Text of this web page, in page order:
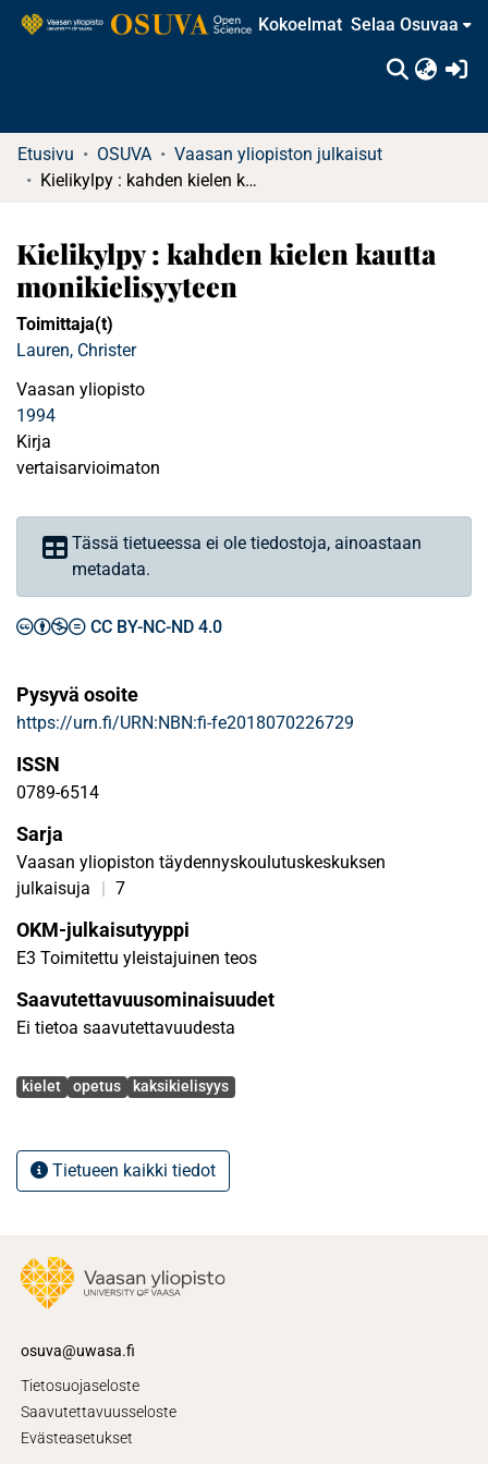
Kokoelmat Selaa Osuvaa
Etusivu OSUVA
Vaasan yliopiston julkaisut
Kielikylpy : kahden kielen kautta monikielisyyteen
Kielikylpy : kahden kielen kautta
monikielisyyteen
Toimittaja(t)
Lauren, Christer
Vaasan yliopisto
1994
Kirja
vertaisarvioimaton
Tässä tietueessa ei ole tiedostoja, ainoastaan
metadata.
CC BY-NC-ND 4.0
Pysyvä osoite
https://urn.fi/URN:NBN:fi-fe2018070226729
ISSN
0789-6514
Sarja
Vaasan yliopiston täydennyskoulutuskeskuksen
julkaisuja
| 7
OKM-julkaisutyyppi
E3 Toimitettu yleistajuinen teos
Saavutettavuusominaisuudet
Ei tietoa saavutettavuudesta
Avainsanat
kielet opetus kaksikielisyys
Tietueen kaikki tiedot
osuva@uwasa.fi
Tietosuojaseloste
Saavutettavuusseloste
Evästeasetukset